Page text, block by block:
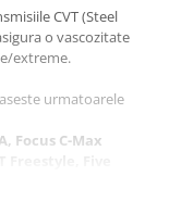
CVT (Steel
o vascozitate
extreme.
urmatoarele
Focus C-Max
HMMF Ultra
0019894603,